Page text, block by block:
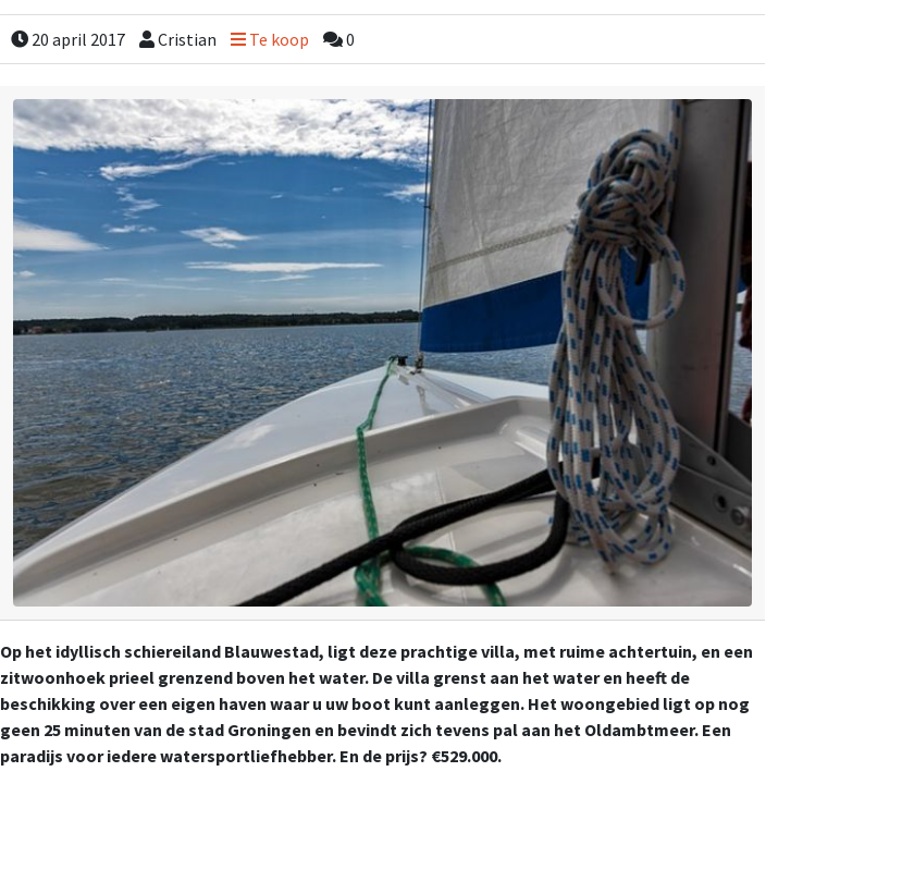
20 april 2017 Cristian Te koop 0
Op het idyllisch schiereiland Blauwestad, ligt deze prachtige villa, met ruime achtertuin, en een
zitwoonhoek prieel grenzend boven het water. De villa grenst aan het water en heeft de
beschikking over een eigen haven waar u uw boot kunt aanleggen. Het woongebied ligt op nog
geen 25 minuten van de stad Groningen en bevindt zich tevens pal aan het Oldambtmeer. Een
paradijs voor iedere watersportliefhebber. En de prijs? €529.000.